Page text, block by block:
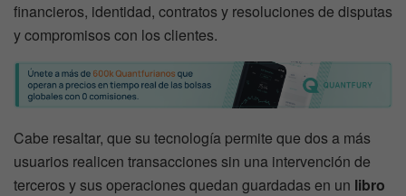
financieros, identidad, contratos y resoluciones de disputas
y compromisos con los clientes.
Cabe resaltar, que su tecnología permite que dos a más
usuarios realicen transacciones sin una intervención de
terceros y sus operaciones quedan guardadas en un libro